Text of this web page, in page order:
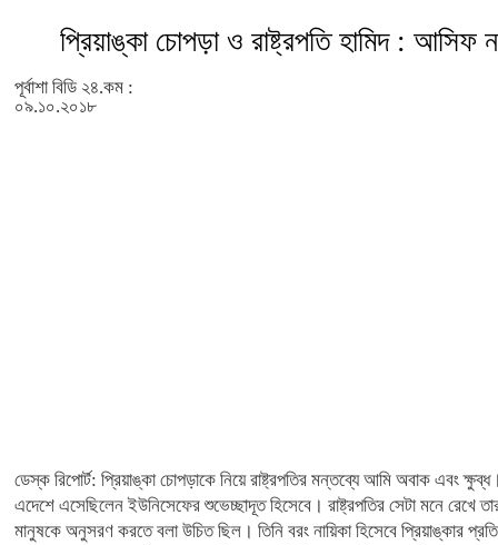
প্রিয়াঙ্কা চোপড়া ও রাষ্ট্রপতি হামিদ :
পূর্বাশা বিডি ২৪.কম :
০৯.১০.২০১৮
ডেস্ক রিপোর্ট: প্রিয়াঙ্কা চোপড়াকে নিয়ে রাষ্ট্রপতির মন্তব্যে আমি অবাক এবং
এদেশে এসেছিলেন ইউনিসেফের শুভেচ্ছাদূত হিসেবে। রাষ্ট্রপতির সেটা মনে রেখে
মানুষকে অনুসরণ করতে বলা উচিত ছিল। তিনি বরং নায়িকা হিসেবে প্রিয়াঙ্কার